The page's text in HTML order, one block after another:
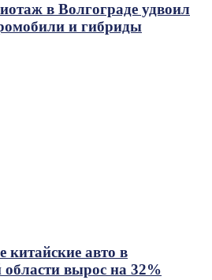
в Волгограде удвоил
и гибриды
китайские авто в
области вырос на 32%